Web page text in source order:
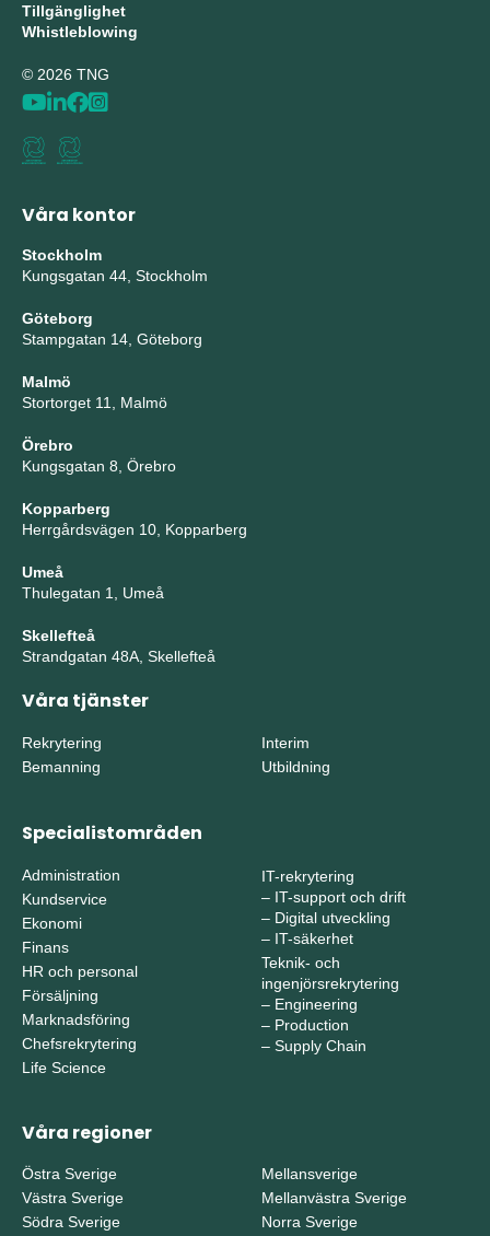
Tillgänglighet
Whistleblowing
© 2026 TNG
Våra kontor
Stockholm
Kungsgatan 44, Stockholm
Göteborg
Stampgatan 14, Göteborg
Malmö
Stortorget 11, Malmö
Örebro
Kungsgatan 8, Örebro
Kopparberg
Herrgårdsvägen 10, Kopparberg
Umeå
Thulegatan 1, Umeå
Skellefteå
Strandgatan 48A, Skellefteå
Våra tjänster
Rekrytering
Bemanning
Interim
Utbildning
Specialistområden
Administration
Kundservice
Ekonomi
Finans
HR och personal
Försäljning
Marknadsföring
Chefsrekrytering
Life Science
IT-rekrytering
– IT-support och drift
– Digital utveckling
– IT-säkerhet
Teknik- och
ingenjörsrekrytering
– Engineering
– Production
– Supply Chain
Våra regioner
Östra Sverige
Västra Sverige
Södra Sverige
Mellansverige
Mellanvästra Sverige
Norra Sverige